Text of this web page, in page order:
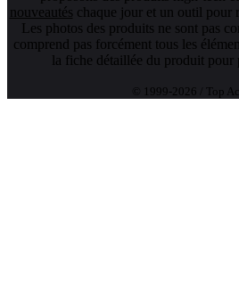
nouveautés chaque jour et un outil pour
Les photos des produits ne sont pas
comprend pas forcément tous les
la fiche détaillée du produit pour
© 1999-2026 / Top